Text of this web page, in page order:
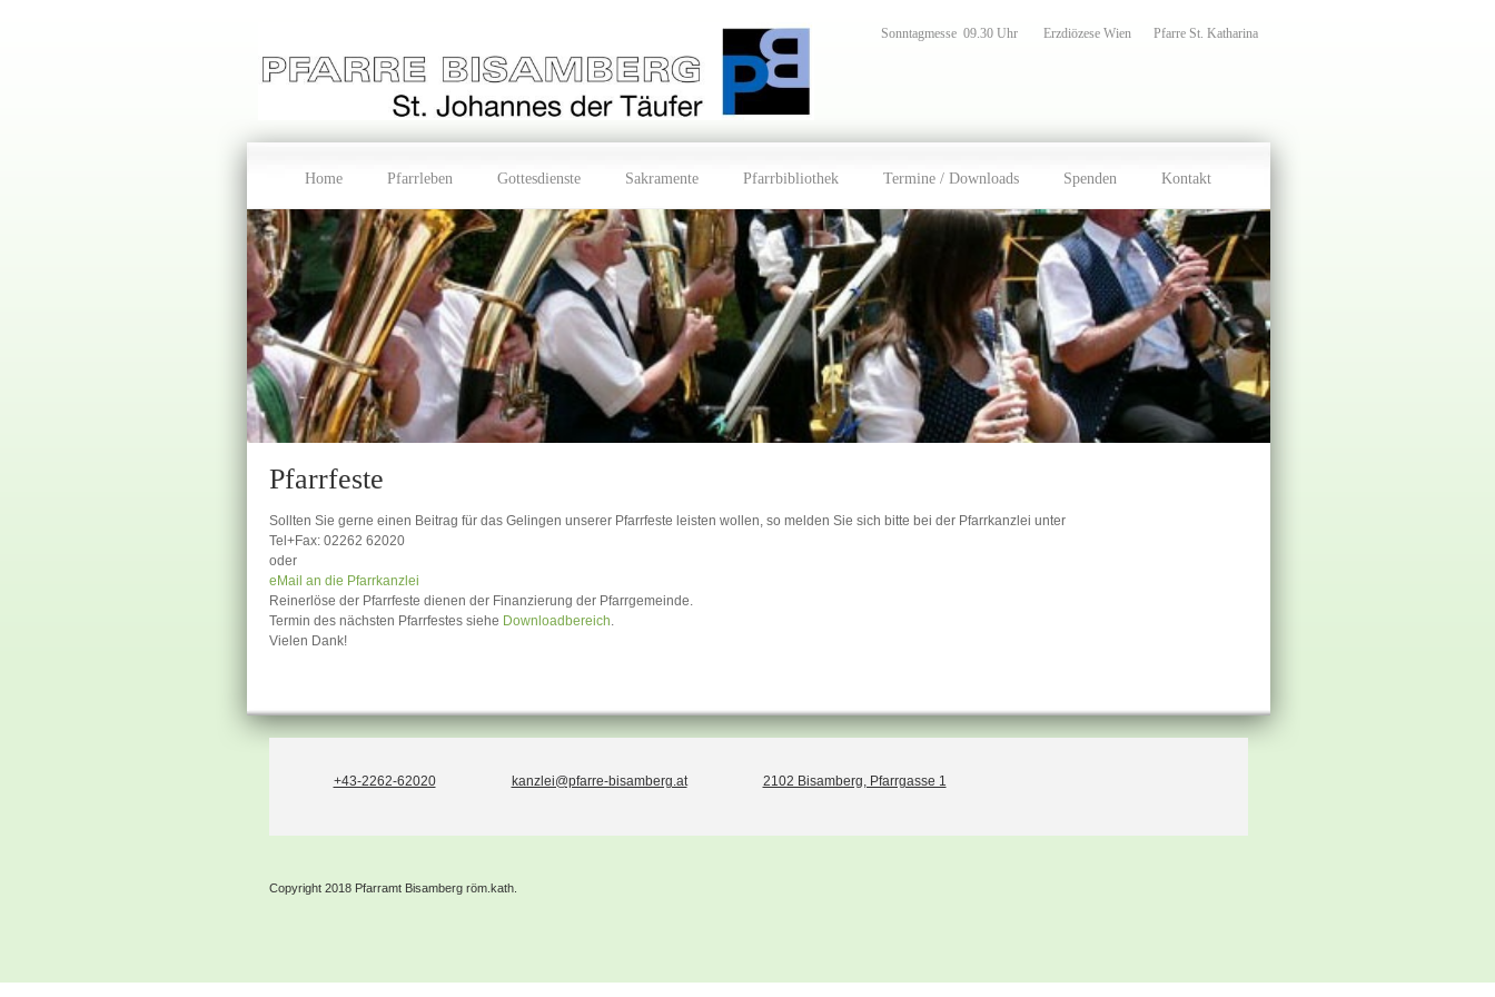
Sonntagmesse 09.30 Uhr Erzdiözese Wien Pfarre St. Katharina
Home Pfarrleben Gottesdienste Sakramente Pfarrbibliothek Termine / Downloads Spenden Kontakt
Pfarrfeste
Sollten Sie gerne einen Beitrag für das Gelingen unserer Pfarrfeste leisten wollen, so melden Sie sich bitte bei der Pfarrkanzlei unter
Tel+Fax: 02262 62020
oder
eMail an die Pfarrkanzlei
Reinerlöse der Pfarrfeste dienen der Finanzierung der Pfarrgemeinde.
Termin des nächsten Pfarrfestes siehe Downloadbereich.
Vielen Dank!
+43-2262-62020 kanzlei@pfarre-bisamberg.at 2102 Bisamberg, Pfarrgasse 1
Copyright 2018 Pfarramt Bisamberg röm.kath.